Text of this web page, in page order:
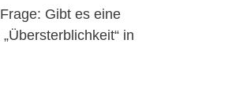
Gibt es eine
in